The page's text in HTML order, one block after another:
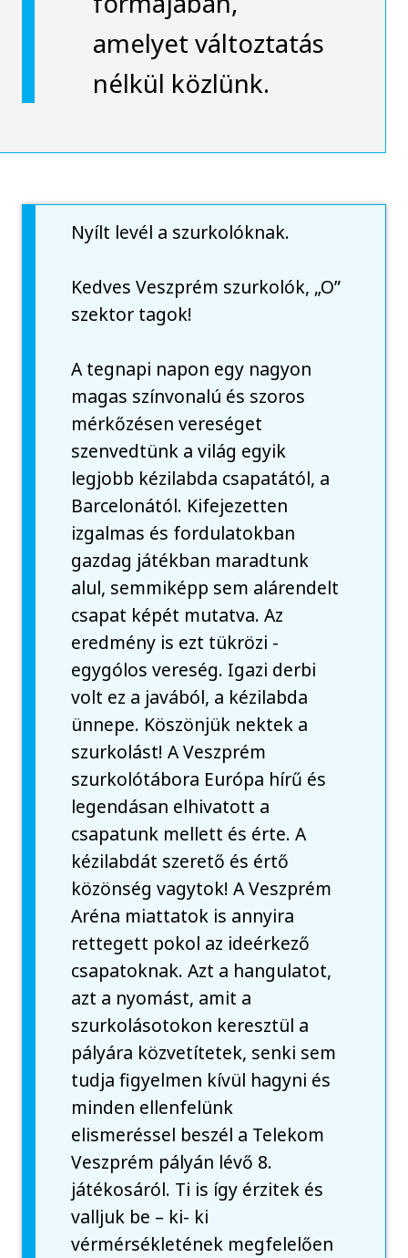
amelyet változtatás
nélkül közlünk.
Nyílt levél a szurkolóknak.
Kedves Veszprém szurkolók, „O”
szektor tagok!
A tegnapi napon egy nagyon
magas színvonalú és szoros
mérkőzésen vereséget
szenvedtünk a világ egyik
legjobb kézilabda csapatától, a
Barcelonától. Kifejezetten
izgalmas és fordulatokban
gazdag játékban maradtunk
alul, semmiképp sem alárendelt
csapat képét mutatva. Az
eredmény is ezt tükrözi -
egygólos vereség. Igazi derbi
volt ez a javából, a kézilabda
ünnepe. Köszönjük nektek a
szurkolást! A Veszprém
szurkolótábora Európa hírű és
legendásan elhivatott a
csapatunk mellett és érte. A
kézilabdát szerető és értő
közönség vagytok! A Veszprém
Aréna miattatok is annyira
rettegett pokol az ideérkező
csapatoknak. Azt a hangulatot,
azt a nyomást, amit a
szurkolásotokon keresztül a
pályára közvetítetek, senki sem
tudja figyelmen kívül hagyni és
minden ellenfelünk
elismeréssel beszél a Telekom
Veszprém pályán lévő 8.
játékosáról. Ti is így érzitek és
valljuk be – ki- ki
vérmérsékletének megfelelően